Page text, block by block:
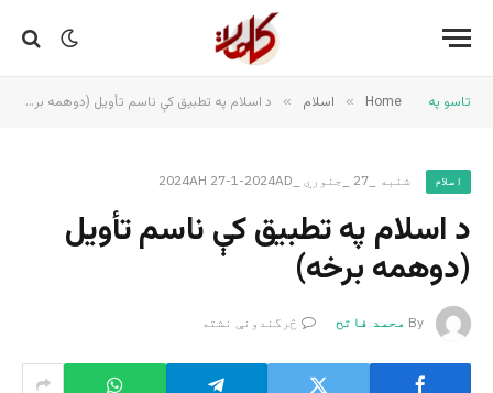
تاسو په Home
» اسلام » د اسلام په تطبیق کې ناسم تأویل (دوهمه برخه)
اسلام شنبه _27 _جنوري _2024AH 27-1-2024AD
د اسلام په تطبیق کې ناسم تأویل
(دوهمه برخه)
By محمد فاتح څرگندونې نشته